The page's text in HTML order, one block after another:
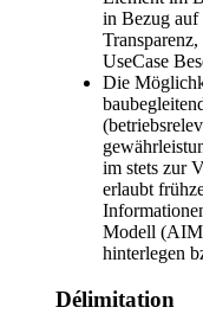
in Bezug auf
UseCase
Die
im stets zur
erlaubt
Modell (AIM
hinterlegen
Délimitation